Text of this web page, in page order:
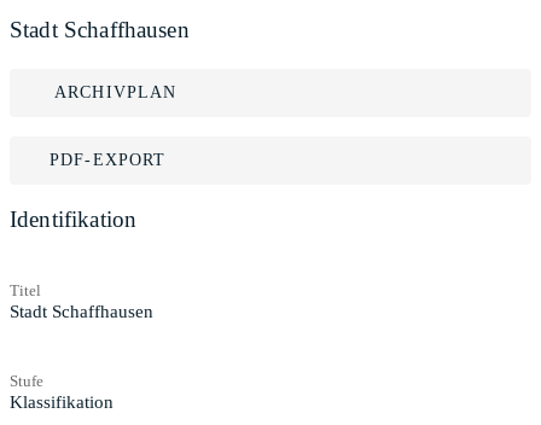
Stadt Schaffhausen
ARCHIVPLAN
PDF-EXPORT
Identifikation
Titel
Stadt Schaffhausen
Stufe
Klassifikation